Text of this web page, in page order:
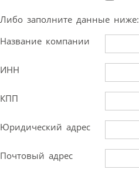
Либо заполните данные ниже:
Название компании
ИНН
КПП
Юридический адрес
Почтовый адрес